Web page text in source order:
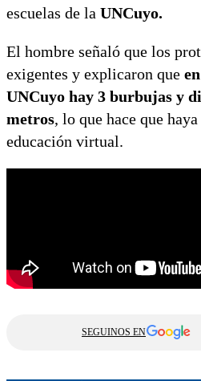
escuelas de la UNCuyo.
El hombre señaló que los
exigentes y explicaron que
UNCuyo hay 3 burbujas y
metros, lo que hace que
educación virtual.
SEGUINOS EN